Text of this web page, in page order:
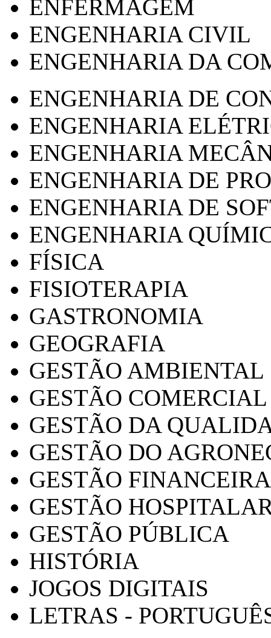
ENFERMAGEM
ENGENHARIA CIVIL
ENGENHARIA DA
ENGENHARIA DE
ENGENHARIA
ENGENHARIA
ENGENHARIA DE
ENGENHARIA DE
ENGENHARIA
FÍSICA
FISIOTERAPIA
GASTRONOMIA
GEOGRAFIA
GESTÃO AMBIENTAL
GESTÃO COMERCIAL
GESTÃO DA
GESTÃO DO
GESTÃO FINANCEIRA
GESTÃO
GESTÃO PÚBLICA
HISTÓRIA
JOGOS DIGITAIS
LETRAS -